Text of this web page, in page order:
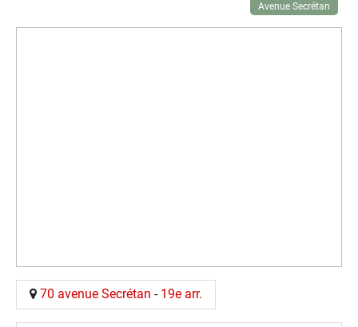
Avenue Secrétan
70 avenue Secrétan - 19e arr.